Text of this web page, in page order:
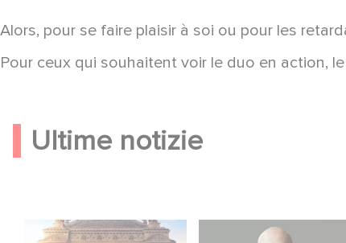
Alors, pour se faire plaisir à soi ou pour les
Pour ceux qui souhaitent voir le duo en action,
Ultime notizie
Gaumont e Good
Gaumont USA